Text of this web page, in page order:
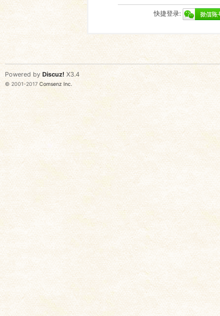
快捷登录:
Powered by Discuz! X3.4
© 2001-2017 Comsenz Inc.